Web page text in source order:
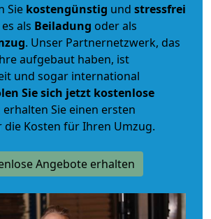
Sie kostengünstig und stressfrei
als Beiladung oder als
. Unser Partnernetzwerk, das
aufgebaut haben, ist
und sogar international
Sie sich jetzt kostenlose
erhalten Sie einen ersten
die Kosten für Ihren Umzug.
Angebote erhalten